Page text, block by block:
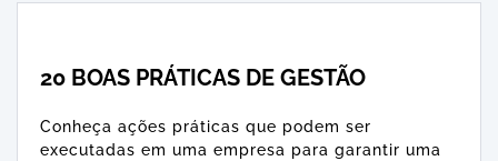
20 BOAS PRÁTICAS DE GESTÃO
Conheça ações práticas que podem ser
executadas em uma empresa para garantir uma